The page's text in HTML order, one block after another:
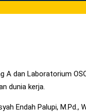
A dan Laboratorium
dunia kerja.
Endah Palupi, M.Pd.,